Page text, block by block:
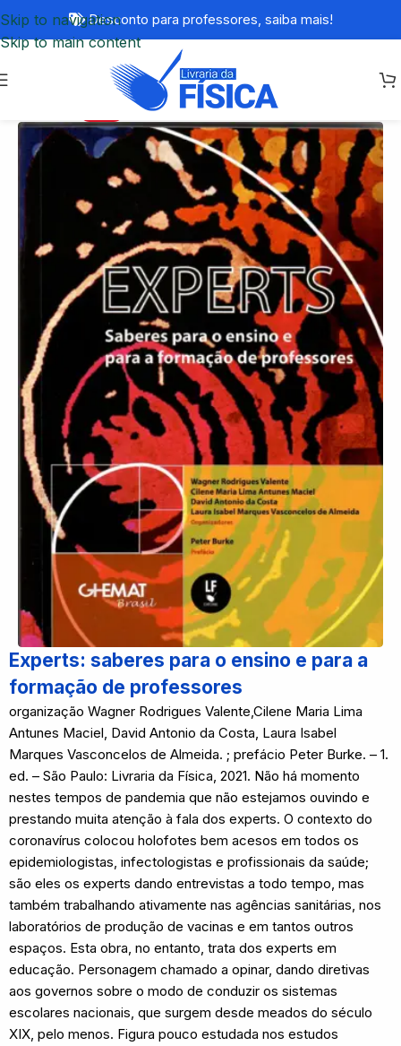
Skip to navigation
Skip to main content
Desconto para professores, saiba mais!
Experts: saberes para o ensino e para a
formação de professores
organização Wagner Rodrigues Valente,Cilene Maria Lima
Antunes Maciel, David Antonio da Costa, Laura Isabel
Marques Vasconcelos de Almeida. ; prefácio Peter Burke. – 1.
ed. – São Paulo: Livraria da Física, 2021. Não há momento
nestes tempos de pandemia que não estejamos ouvindo e
prestando muita atenção à fala dos experts. O contexto do
coronavírus colocou holofotes bem acesos em todos os
epidemiologistas, infectologistas e profissionais da saúde;
são eles os experts dando entrevistas a todo tempo, mas
também trabalhando ativamente nas agências sanitárias, nos
laboratórios de produção de vacinas e em tantos outros
espaços. Esta obra, no entanto, trata dos experts em
educação. Personagem chamado a opinar, dando diretivas
aos governos sobre o modo de conduzir os sistemas
escolares nacionais, que surgem desde meados do século
XIX, pelo menos. Figura pouco estudada nos estudos